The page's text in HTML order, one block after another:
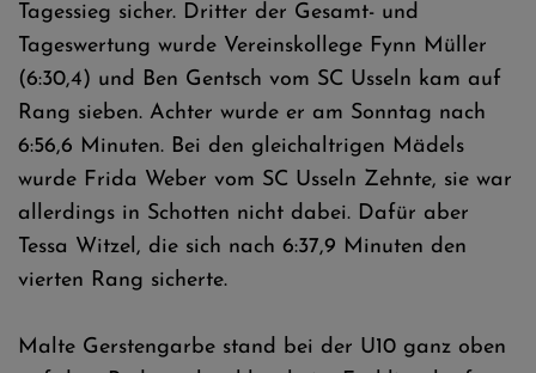
Tagessieg sicher. Dritter der Gesamt- und
Tageswertung wurde Vereinskollege Fynn Müller
(6:30,4) und Ben Gentsch vom SC Usseln kam auf
Rang sieben. Achter wurde er am Sonntag nach
6:56,6 Minuten. Bei den gleichaltrigen Mädels
wurde Frida Weber vom SC Usseln Zehnte, sie war
allerdings in Schotten nicht dabei. Dafür aber
Tessa Witzel, die sich nach 6:37,9 Minuten den
vierten Rang sicherte.
Malte Gerstengarbe stand bei der U10 ganz oben